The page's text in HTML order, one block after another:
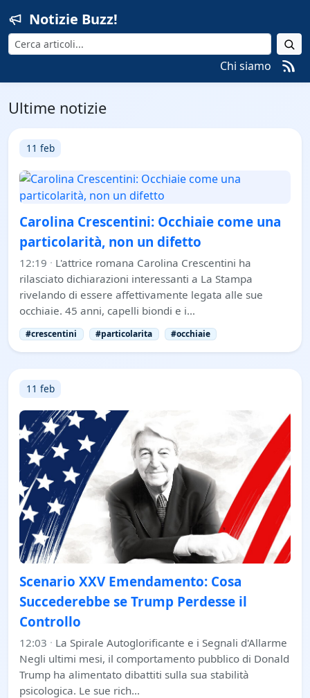
Notizie Buzz!
Cerca
Chi siamo
Ultime notizie
11 feb
Carolina Crescentini: Occhiaie come una
particolarità, non un difetto
12:19 · L'attrice romana Carolina Crescentini ha
rilasciato dichiarazioni interessanti a La Stampa
rivelando di essere affettivamente legata alle sue
occhiaie. 45 anni, capelli biondi e i…
#crescentini #particolarita #occhiaie
11 feb
Scenario XXV Emendamento: Cosa
Succederebbe se Trump Perdesse il
Controllo
12:03 · La Spirale Autoglorificante e i Segnali d'Allarme
Negli ultimi mesi, il comportamento pubblico di Donald
Trump ha alimentato dibattiti sulla sua stabilità
psicologica. Le sue rich…